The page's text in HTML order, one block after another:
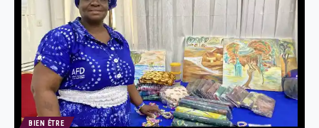
BIEN ÊTRE